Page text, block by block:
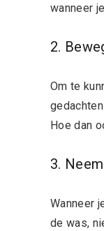
wanneer
2.
Om te
Hoe dan
3.
Wanneer
de was,